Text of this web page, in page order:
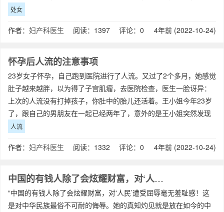
多久就在一起了，齐小姐
处女
作者： 妇产科医生 阅读：1397 评论：0 4年前 (2022-10-24)
怀孕后人流的注意事项
23岁女子怀孕，自己跑到医院进行了人流。又过了2个多月，她感觉
肚子越来越胖，以为得了子宫肌瘤，去医院检查，医生一脸讶异：
上次的人流没有打掉孩子，你肚中的胎儿还活着。王小姐今年23岁
了，跟自己的男朋友在一起已经两年了，意外的是王小姐突然发现
自己好像怀孕了，可是刚刚进入公司
人流
作者： 妇产科医生 阅读：1332 评论：0 4年前 (2022-10-24)
中国的有钱人除了会炫耀财富，对‘人民’遭受屈辱毫无羞耻感
“中国的有钱人除了会炫耀财富，对‘人民’遭受屈辱毫无羞耻感！这
是对中华民族最俗不可耐的侮辱。她的真知灼见就是放在如今的中